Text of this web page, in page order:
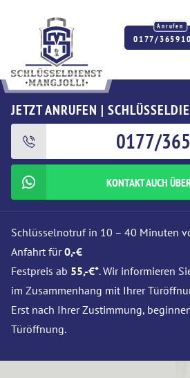
0177/
JETZT ANRUFEN |
0177/
KONTAKT AUCH
Schlüsselnotruf in 10 – 40 Minuten
Anfahrt für0,-€
Festpreis ab 55,-€*. Wir informieren
im Zusammenhang mit Ihrer
Erst nach Ihrer Zustimmung,
Türöffnung.